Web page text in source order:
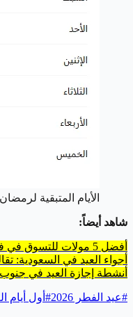
الأيام المتبقية لرمضان
شاهد أيضاً:
أفضل 5 مولات للتسوق في فترة العيد في المدينة المنورة
أجواء العيد في السعودية:
أنشطة إجازة العيد في
#عيد الفطر 2026 # أول أيام